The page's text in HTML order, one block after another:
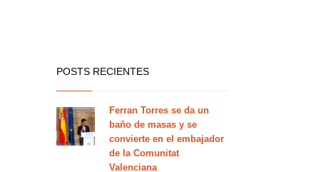
POSTS RECIENTES
Ferran Torres se da un
baño de masas y se
convierte en el embajador
de la Comunitat
Valenciana